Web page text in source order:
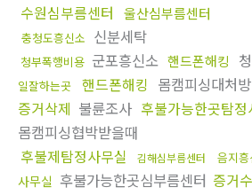
수원심부름센터 울산심부름센터
충청도흥신소 신분세탁
청부폭행비용 군포흥신소 핸드폰해킹
일잘하는곳
핸드폰해킹 몸캠피싱대처
증거삭제 불륜조사 후불가능한곳탐정
몸캠피싱협박받을때
후불제탐정사무실
김해심부름센터 음지흥
사무실 후불가능한곳심부름센터 증거